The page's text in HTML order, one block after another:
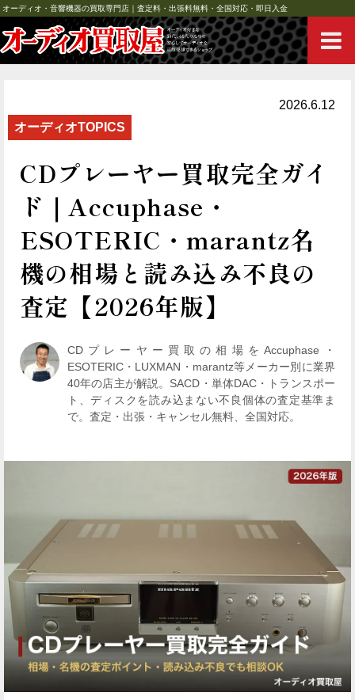
オーディオ・音響機器の買取専門店｜査定料・出張料無料・全国対応・即日入金
オーディオTOPICS
2026.6.12
CDプレーヤー買取完全ガイ
ド｜Accuphase・
ESOTERIC・marantz名
機の相場と読み込み不良の
査定【2026年版】
CDプレーヤー買取の相場をAccuphase・
ESOTERIC・LUXMAN・marantz等メーカー別に業界
40年の店主が解説。SACD・単体DAC・トランスポー
ト、ディスクを読み込まない不良個体の査定基準ま
で。査定・出張・キャンセル無料、全国対応。